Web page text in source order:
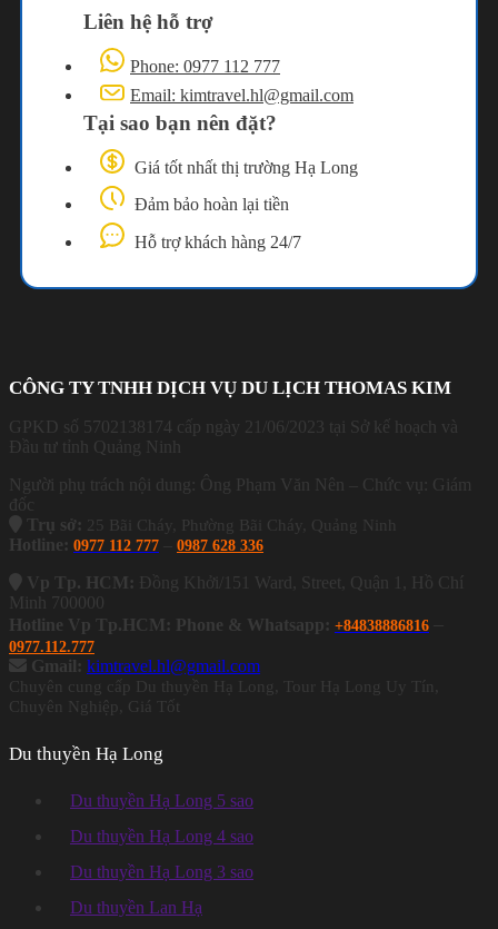
Liên hệ hỗ trợ
Phone: 0977 112 777
Email: kimtravel.hl@gmail.com
Tại sao bạn nên đặt?
Giá tốt nhất thị trường Hạ Long
Đảm bảo hoàn lại tiền
Hỗ trợ khách hàng 24/7
CÔNG TY TNHH DỊCH VỤ DU LỊCH THOMAS KIM
GPKD số 5702138174 cấp ngày 21/06/2023 tại Sở kế hoạch và
Đầu tư tỉnh Quảng Ninh
Người phụ trách nội dung: Ông Phạm Văn Nên – Chức vụ: Giám
đốc
Trụ sở:
25 Bãi Cháy, Phường Bãi Cháy, Quảng Ninh
Hotline: 0977 112 777 0987 628 336
Vp Tp. HCM: Đồng Khởi/151 Ward, Street, Quận 1, Hồ Chí
Minh 700000
Hotline Vp Tp.HCM: Phone & Whatsapp: +84838886816
0977.112.777
Gmail: kimtravel.hl@gmail.com
Chuyên cung cấp Du thuyền Hạ Long, Tour Hạ Long Uy Tín,
Chuyên Nghiệp, Giá Tốt
Du thuyền Hạ Long
Du thuyền Hạ Long 5 sao
Du thuyền Hạ Long 4 sao
Du thuyền Hạ Long 3 sao
Du thuyền Lan Hạ